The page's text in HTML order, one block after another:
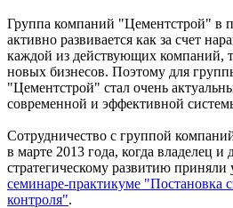
Группа компаний "Цементстрой" в
активно развивается как за счет
каждой из действующих компаний,
новых бизнесов. Поэтому для
"Цементстрой" стал очень
современной и эффективной
Сотрудничество с группой
в марте 2013 года, когда владелец и
стратегическому развитию приняли
семинаре-практикуме "Постановка
контроля".